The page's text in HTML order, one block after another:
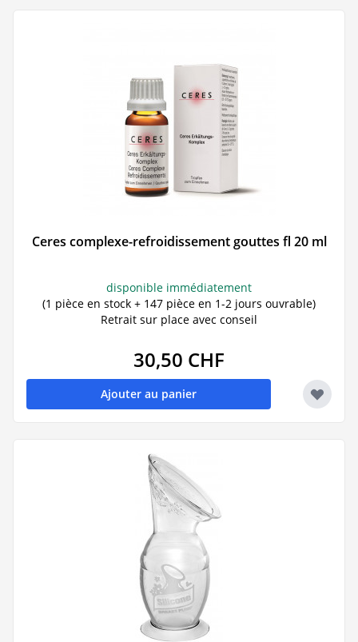
Ceres complexe-refroidissement gouttes fl 20 ml
disponible immédiatement
(1 pièce en stock + 147 pièce en 1-2 jours ouvrable)
Retrait sur place avec conseil
30,50 CHF
Ajouter au panier